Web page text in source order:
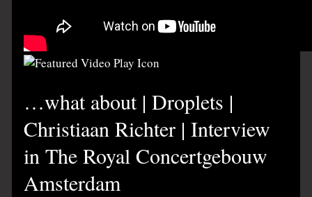
…what about | Droplets |
Christiaan Richter | Interview
in The Royal Concertgebouw
Amsterdam